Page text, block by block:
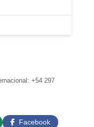
+54 297
Facebook